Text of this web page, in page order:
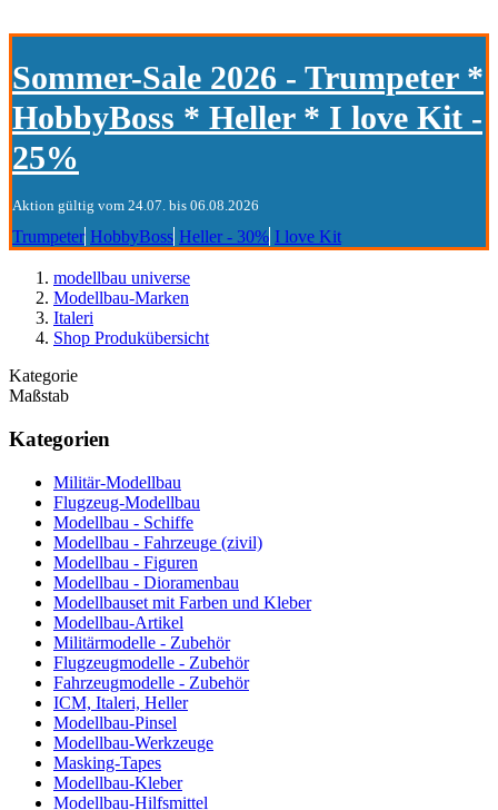
Sommer-Sale 2026 - Trumpeter *
HobbyBoss * Heller * I love Kit -
25%
Aktion gültig vom 24.07. bis 06.08.2026
Trumpeter HobbyBoss Heller - 30% I love Kit
modellbau universe
Modellbau-Marken
Italeri
Shop Produkübersicht
Kategorie
Maßstab
Kategorien
Militär-Modellbau
Flugzeug-Modellbau
Modellbau - Schiffe
Modellbau - Fahrzeuge (zivil)
Modellbau - Figuren
Modellbau - Dioramenbau
Modellbauset mit Farben und Kleber
Modellbau-Artikel
Militärmodelle - Zubehör
Flugzeugmodelle - Zubehör
Fahrzeugmodelle - Zubehör
ICM, Italeri, Heller
Modellbau-Pinsel
Modellbau-Werkzeuge
Masking-Tapes
Modellbau-Kleber
Modellbau-Hilfsmittel